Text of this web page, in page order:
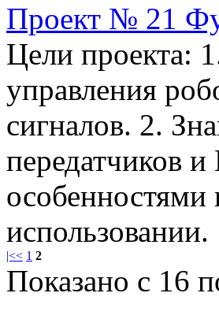
Проект № 21
Цели проекта:
управления
сигналов. 2.
передатчиков
особенностями
|<< 1 2
Показано с 16